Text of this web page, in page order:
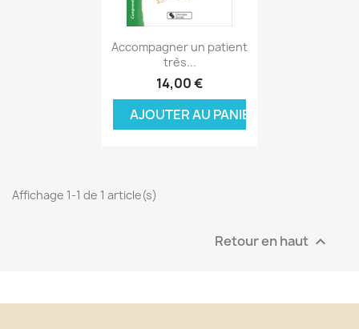
Aperçu rapide
Accompagner un patient
très...
14,00 €
AJOUTER AU PANIER
Affichage 1-1 de 1 article(s)
Retour en haut 